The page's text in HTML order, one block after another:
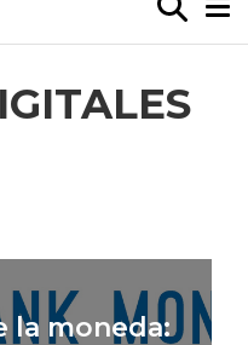
la moneda: